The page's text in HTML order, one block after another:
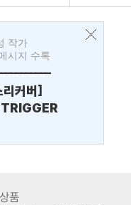
작가
시지 수록
리커버]